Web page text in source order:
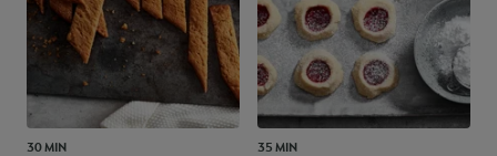
30 MIN 35 MIN